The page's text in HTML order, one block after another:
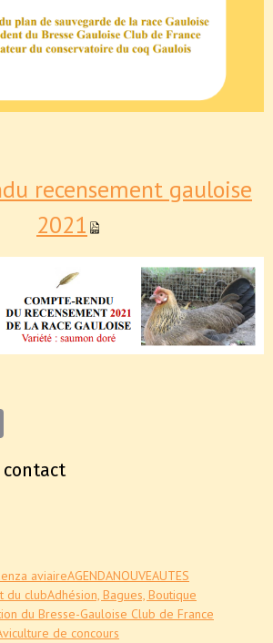
recensement gauloise
2021
contact
aviaireAGENDANOUVEAUTES
du clubAdhésion, Bagues, Boutique
du Bresse-Gauloise Club de France
de concours